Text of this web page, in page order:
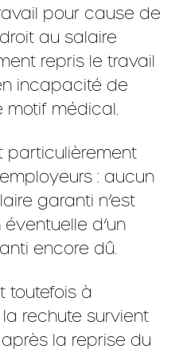
pour cause de
au salaire
repris le travail
incapacité de
motif médical.
particulièrement
: aucun
garanti n’est
d’un
encore dû.
toutefois à
rechute survient
la reprise du